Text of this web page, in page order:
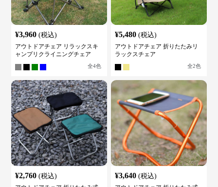
¥3,960 (税込)
アウトドアチェア リラックスキ
ャンプリクライニングチェア
全4色
¥5,480 (税込)
アウトドアチェア 折りたたみリ
ラックスチェア
全2色
¥2,760 (税込) ¥3,640 (税込)